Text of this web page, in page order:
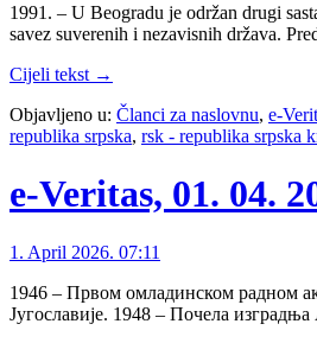
1991. – U Beogradu je održan drugi
savez suverenih i nezavisnih država.
Cijeli tekst →
Objavljeno u: Članci za naslovnu, e-
republika srpska, rsk - republika srpska
e-Veritas, 01. 04.
1. April 2026. 07:11
1946 – Првом омладинском радном
Југославије. 1948 – Почела